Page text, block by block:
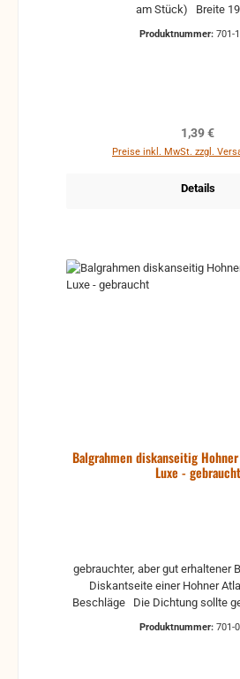
am Stück)
Produktnummer: 701-
Regulärer
1,39 €
Preise inkl. MwSt. zzgl.
Details
Balgrahmen diskanseitig
Luxe - gebraucht
Diskantseite einer Hohner
Beschläge Die Dichtung sollte getauscht werden.
Produktnummer: 701-